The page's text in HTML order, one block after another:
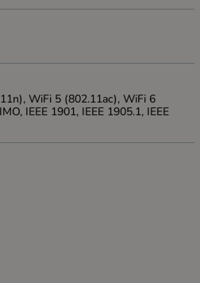
WiFi 5 (802.11ac), WiFi 6
IEEE 1901, IEEE 1905.1, IEEE